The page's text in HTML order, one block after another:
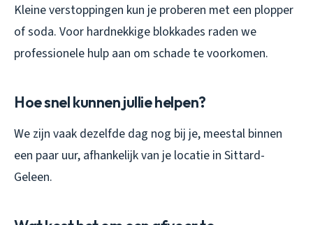
Kleine verstoppingen kun je proberen met een plopper
of soda. Voor hardnekkige blokkades raden we
professionele hulp aan om schade te voorkomen.
Hoe snel kunnen jullie helpen?
We zijn vaak dezelfde dag nog bij je, meestal binnen
een paar uur, afhankelijk van je locatie in Sittard-
Geleen.